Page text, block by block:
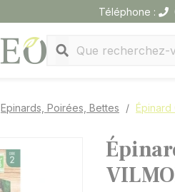
Téléphone :
Epinards, Poirées, Bettes Épinard